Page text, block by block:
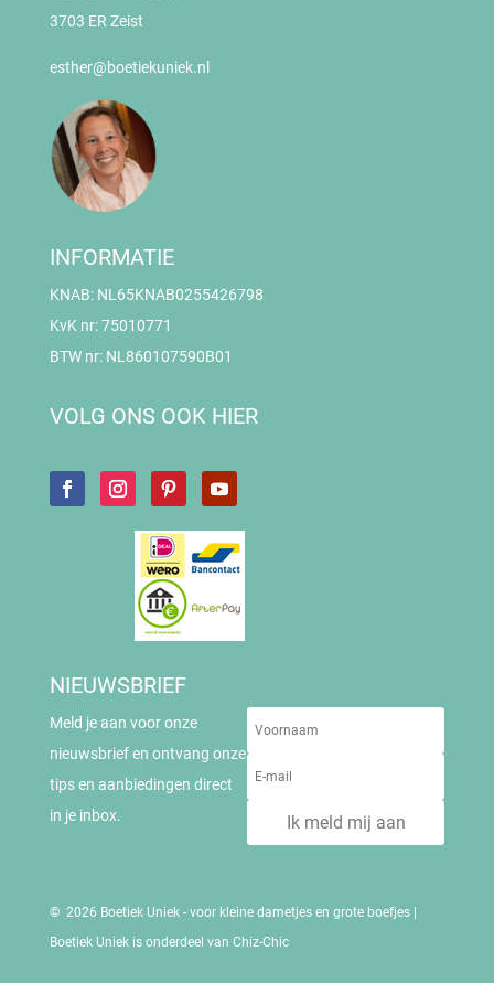
3703 ER Zeist
esther@boetiekuniek.nl
INFORMATIE
KNAB: NL65KNAB0255426798
KvK nr: 75010771
BTW nr: NL860107590B01
VOLG ONS OOK HIER
NIEUWSBRIEF
Meld je aan voor onze
nieuwsbrief en ontvang onze
tips en aanbiedingen direct
in je inbox.
Ik meld mij aan
© 2026 Boetiek Uniek - voor kleine dametjes en grote boefjes |
Boetiek Uniek is onderdeel van Chiz-Chic